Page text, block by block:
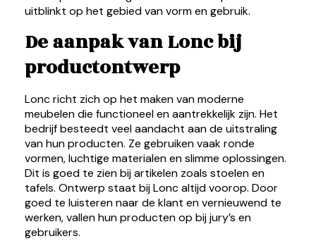
uitblinkt op het gebied van vorm en gebruik.
De aanpak van Lonc bij
productontwerp
Lonc richt zich op het maken van moderne
meubelen die functioneel en aantrekkelijk zijn. Het
bedrijf besteedt veel aandacht aan de uitstraling
van hun producten. Ze gebruiken vaak ronde
vormen, luchtige materialen en slimme oplossingen.
Dit is goed te zien bij artikelen zoals stoelen en
tafels. Ontwerp staat bij Lonc altijd voorop. Door
goed te luisteren naar de klant en vernieuwend te
werken, vallen hun producten op bij jury’s en
gebruikers.